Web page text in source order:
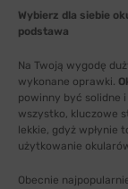
Wybierz dla siebie
podstawa
Na Twoją wygodę
wykonane oprawki.
powinny być solidne
wszystko, kluczowe
lekkie, gdyż wpłynie
użytkowanie
Obecnie